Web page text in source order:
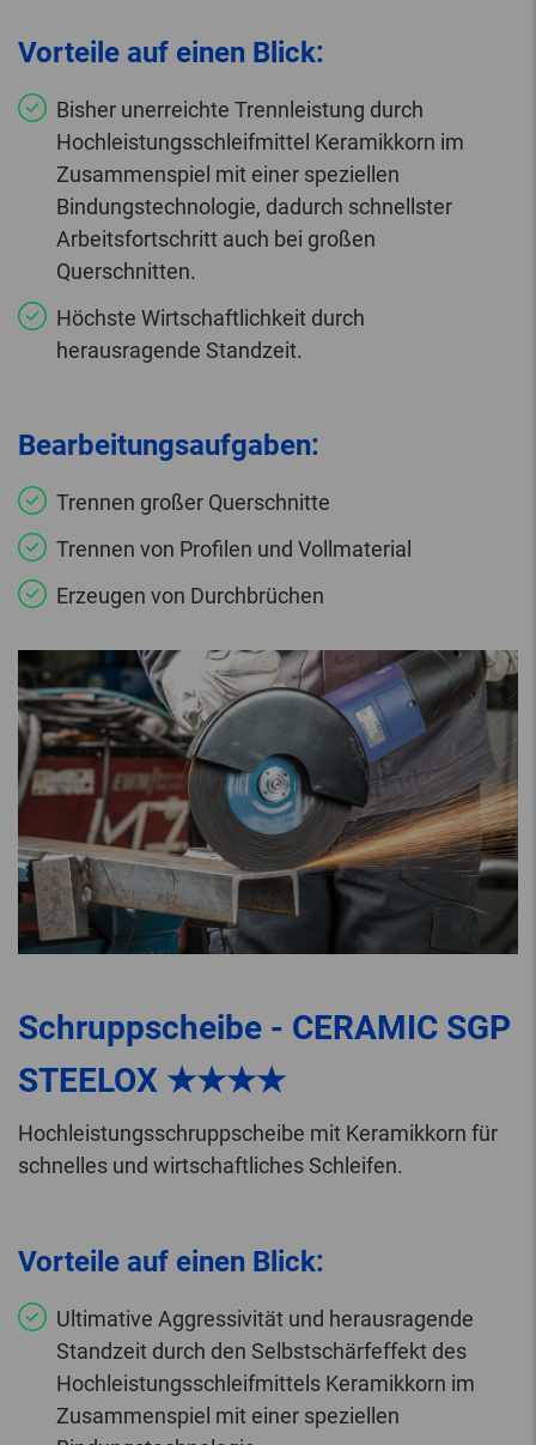
Vorteile auf einen Blick:
Bisher unerreichte Trennleistung durch
Hochleistungsschleifmittel Keramikkorn im
Zusammenspiel mit einer speziellen
Bindungstechnologie, dadurch schnellster
Arbeitsfortschritt auch bei großen
Querschnitten.
Höchste Wirtschaftlichkeit durch
herausragende Standzeit.
Bearbeitungsaufgaben:
Trennen großer Querschnitte
Trennen von Profilen und Vollmaterial
Erzeugen von Durchbrüchen
Schruppscheibe - CERAMIC SGP
STEELOX ★★★★
Hochleistungsschruppscheibe mit Keramikkorn für
schnelles und wirtschaftliches Schleifen.
Vorteile auf einen Blick:
Ultimative Aggressivität und herausragende
Standzeit durch den Selbstschärfeffekt des
Hochleistungsschleifmittels Keramikkorn im
Zusammenspiel mit einer speziellen